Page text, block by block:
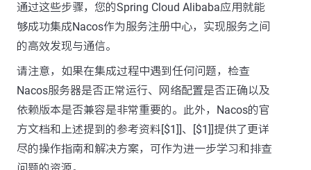
通过这些步骤，您的Spring Cloud Alibaba应用就能
够成功集成Nacos作为服务注册中心，实现服务之间
的高效发现与通信。
请注意，如果在集成过程中遇到任何问题，检查
Nacos服务器是否正常运行、网络配置是否正确以及
依赖版本是否兼容是非常重要的。此外，Nacos的官
方文档和上述提到的参考资料[$1]]、[$1]]提供了更详
尽的操作指南和解决方案，可作为进一步学习和排查